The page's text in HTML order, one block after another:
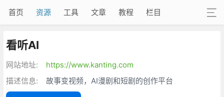
首页 资源 工具 文章 教程 栏目
看听AI
网站地址:
https://www.kanting.com
描述信息:
故事变视频，AI漫剧和短剧的创作平台